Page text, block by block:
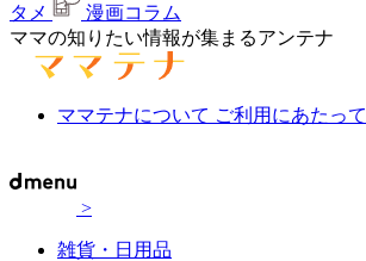
タメ
漫画コラム
ママの知りたい情報が集まるアンテナ
ママテナについて ご利用にあたって
>
雑貨・日用品